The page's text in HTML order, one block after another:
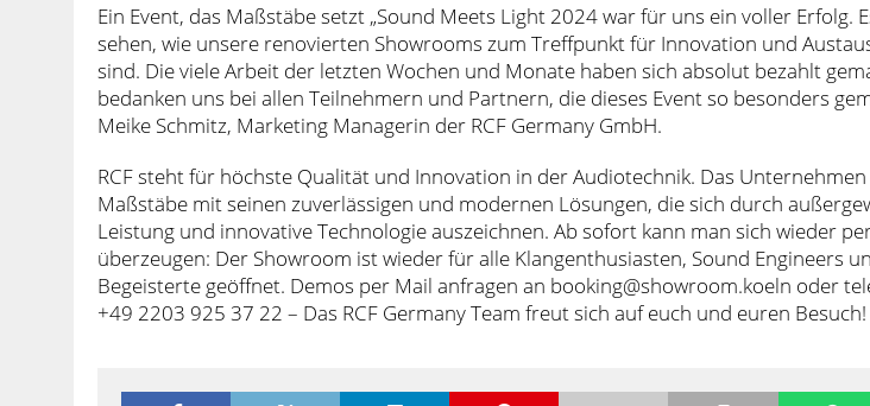
Ein Event, das Maßstäbe setzt „Sound Meets Light 2024 war für uns ein voller Erfolg.
sehen, wie unsere renovierten Showrooms zum Treffpunkt für Innovation und
sind. Die viele Arbeit der letzten Wochen und Monate haben sich absolut bezahlt
bedanken uns bei allen Teilnehmern und Partnern, die dieses Event so besonders
Meike Schmitz, Marketing Managerin der RCF Germany GmbH.
RCF steht für höchste Qualität und Innovation in der Audiotechnik. Das
Maßstäbe mit seinen zuverlässigen und modernen Lösungen, die sich durch
Leistung und innovative Technologie auszeichnen. Ab sofort kann man sich wieder
überzeugen: Der Showroom ist wieder für alle Klangenthusiasten, Sound Engineers
Begeisterte geöffnet. Demos per Mail anfragen an booking@showroom.koeln oder
+49 2203 925 37 22 – Das RCF Germany Team freut sich auf euch und euren Besuch!